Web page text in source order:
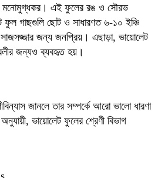
মনোমুগ্ধকর। এই ফুলের রঙ ও সৌরভ
গাছগুলি ছোট ও সাধারণত ৬-১০ ইঞ্চি
জন্য জনপ্রিয়। এছাড়া, ভায়োলেট
জন্যও ব্যবহৃত হয়।
জানলে তার সম্পর্কে আরো ভালো ধারণা
ভায়োলেট ফুলের শ্রেণী বিভাগ